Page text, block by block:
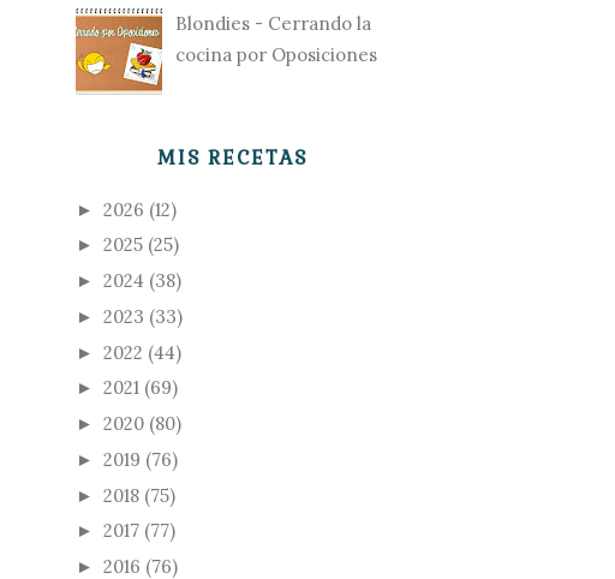
Blondies - Cerrando la
cocina por Oposiciones
MIS RECETAS
► 2026 (12)
► 2025 (25)
► 2024 (38)
► 2023 (33)
► 2022 (44)
► 2021 (69)
► 2020 (80)
► 2019 (76)
► 2018 (75)
► 2017 (77)
► 2016 (76)